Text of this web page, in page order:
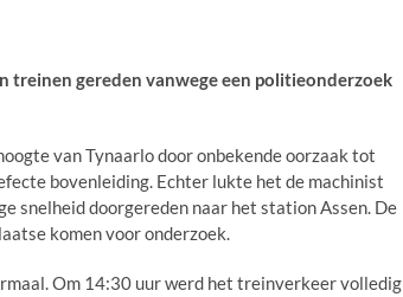
treinen gereden vanwege een politieonderzoek
van Tynaarlo door onbekende oorzaak tot
bovenleiding. Echter lukte het de machinist
snelheid doorgereden naar het station Assen. De
komen voor onderzoek.
Om 14:30 uur werd het treinverkeer volledig